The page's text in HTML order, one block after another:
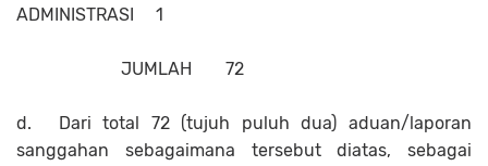
ADMINISTRASI
1
JUMLAH 72
d.
Dari total 72 (tujuh puluh dua) aduan/laporan
sanggahan sebagaimana tersebut diatas, sebagai